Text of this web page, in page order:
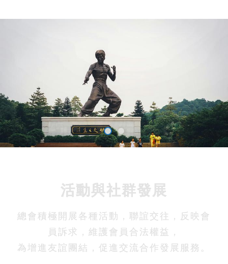
活動與社群發展
總會積極開展各種活動，聯誼交往，反映會
員訴求，維護會員合法權益，
為增進友誼團結，促進交流合作發展服務。